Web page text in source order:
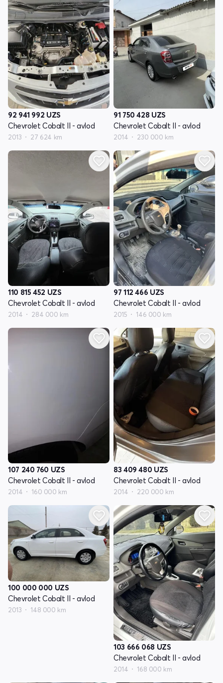
92 941 992 UZS
Chevrolet Cobalt II - avlod
2013 27 624 km
91 750 428 UZS
Chevrolet Cobalt II - avlod
2014 230 000 km
110 815 452 UZS
Chevrolet Cobalt II - avlod
2014 284 000 km
97 112 466 UZS
Chevrolet Cobalt II - avlod
2015 146 000 km
107 240 760 UZS
Chevrolet Cobalt II - avlod
2014 160 000 km
83 409 480 UZS
Chevrolet Cobalt II - avlod
2014 220 000 km
100 000 000 UZS
Chevrolet Cobalt II - avlod
2013 148 000 km
103 666 068 UZS
Chevrolet Cobalt II - avlod
2014 168 000 km